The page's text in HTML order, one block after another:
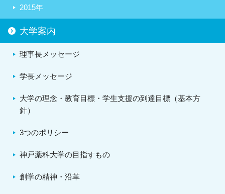
2015年
大学案内
理事長メッセージ
学長メッセージ
大学の理念・教育目標・学生支援の到達目標（基本方
針）
3つのポリシー
神戸薬科大学の目指すもの
創学の精神・沿革